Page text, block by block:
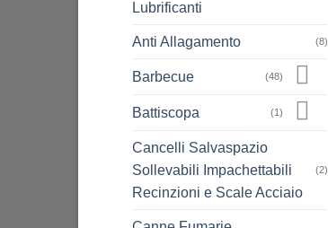
Lubrificanti
Anti Allagamento (8)
Barbecue (48)
Battiscopa (1)
Cancelli Salvaspazio
Sollevabili Impachettabili
Recinzioni e Scale Acciaio
(2)